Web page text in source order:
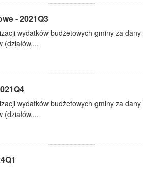
- 2021Q3
wydatków budżetowych gminy za dany
wydatków budżetowych gminy za dany